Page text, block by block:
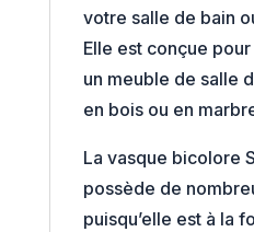
votre salle de bain
Elle est conçue
un meuble de salle
en bois ou en
La vasque bicolore
possède de
puisqu’elle est à la